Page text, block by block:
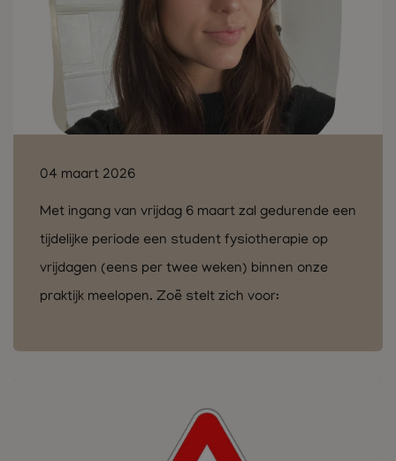
04 maart 2026
Met ingang van vrijdag 6 maart zal gedurende een
tijdelijke periode een student fysiotherapie op
vrijdagen (eens per twee weken) binnen onze
praktijk meelopen. Zoë stelt zich voor: